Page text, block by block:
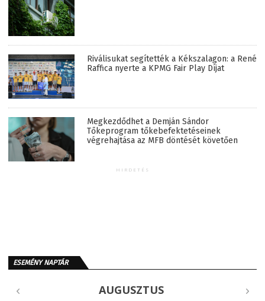
Riválisukat segítették a Kékszalagon: a René
Raffica nyerte a KPMG Fair Play Díjat
Megkezdődhet a Demján Sándor
Tőkeprogram tőkebefektetéseinek
végrehajtása az MFB döntését követően
HIRDETÉS
ESEMÉNY NAPTÁR
AUGUSZTUS